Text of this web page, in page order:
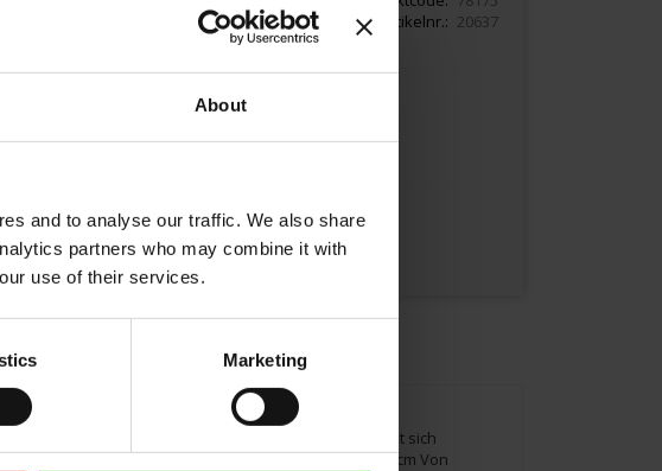
About
and to analyse our traffic. We also share
partners who may combine it with
use of their services.
Marketing
Artikelnr.
20637
entworfen. Tradition zeitgemäß inszeniert. Es eignet sich
Fassungsvermögen bis zu 40ml Höhe Kännchen: 6 cm Von